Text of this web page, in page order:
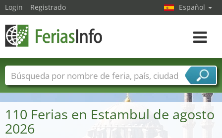
110 Ferias en Estambul de agosto
2026
Login Registrado Español
toggle
Nombres de ferias Países
Ciudades
Sectores de ferias
Sectores de proveedor de servicios